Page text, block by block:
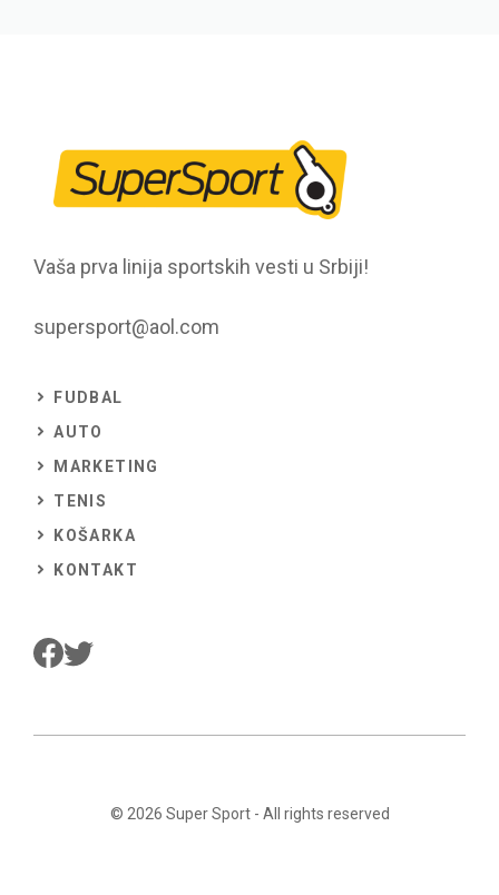
Vaša prva linija sportskih vesti u Srbiji!
supersport@aol.com
FUDBAL
AUTO
MARKETING
TENIS
KOŠARKA
KONTAKT
© 2026 Super Sport- All rights reserved